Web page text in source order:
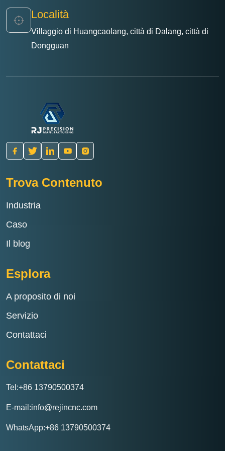
Località
Villaggio di Huangcaolang, città di Dalang, città di
Dongguan
Trova Contenuto
Industria
Caso
Il blog
Esplora
A proposito di noi
Servizio
Contattaci
Contattaci
Tel:+86 13790500374
E-mail:info@rejincnc.com
WhatsApp:+86 13790500374